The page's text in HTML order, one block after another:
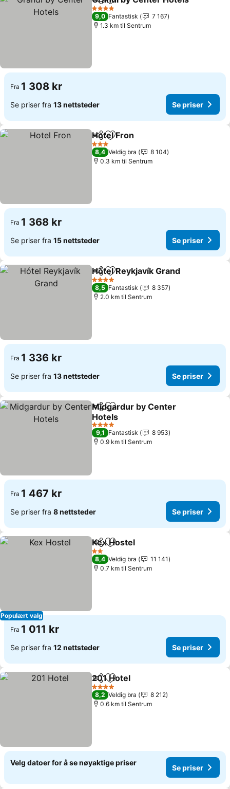
Del Legg til i favoritter
4 Stjerner
9,0 Fantastisk
7 167
1.3 km til Sentrum
Fra 1 308 kr
Se priser fra 13 nettsteder Se priser
Del Legg til i favoritter
Hotel Fron
3 Stjerner
8,4 Veldig bra
8 104
0.3 km til Sentrum
Fra 1 368 kr
Se priser fra 15 nettsteder Se priser
Del Legg til i favoritter
Hótel Reykjavík Grand
4 Stjerner
8,5 Fantastisk
8 357
2.0 km til Sentrum
Fra 1 336 kr
Se priser fra 13 nettsteder Se priser
Del Legg til i favoritter
Midgardur by Center
Hotels
Se priser
4 Stjerner
9,1 Fantastisk
8 953
0.9 km til Sentrum
Fra 1 467 kr
Se priser fra 8 nettsteder Se priser
Populært valg
Del Legg til i favoritter
Kex Hostel
2 Stjerner
8,4 Veldig bra
11 141
0.7 km til Sentrum
Fra 1 011 kr
Se priser fra 12 nettsteder Se priser
Del Legg til i favoritter
201 Hotel
4 Stjerner
8,2 Veldig bra
8 212
0.6 km til Sentrum
Velg datoer for å se nøyaktige priser
Se priser